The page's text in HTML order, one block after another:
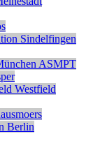
Sindelfingen
ASMPT
Westfield
Berlin